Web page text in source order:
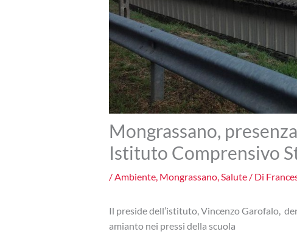
Mongrassano,
Istituto Comprensivo
/Ambiente, Mongrassano,Salute/ Di
Il preside dell’istituto, Vincenzo Garofalo,
amianto nei pressi della scuola